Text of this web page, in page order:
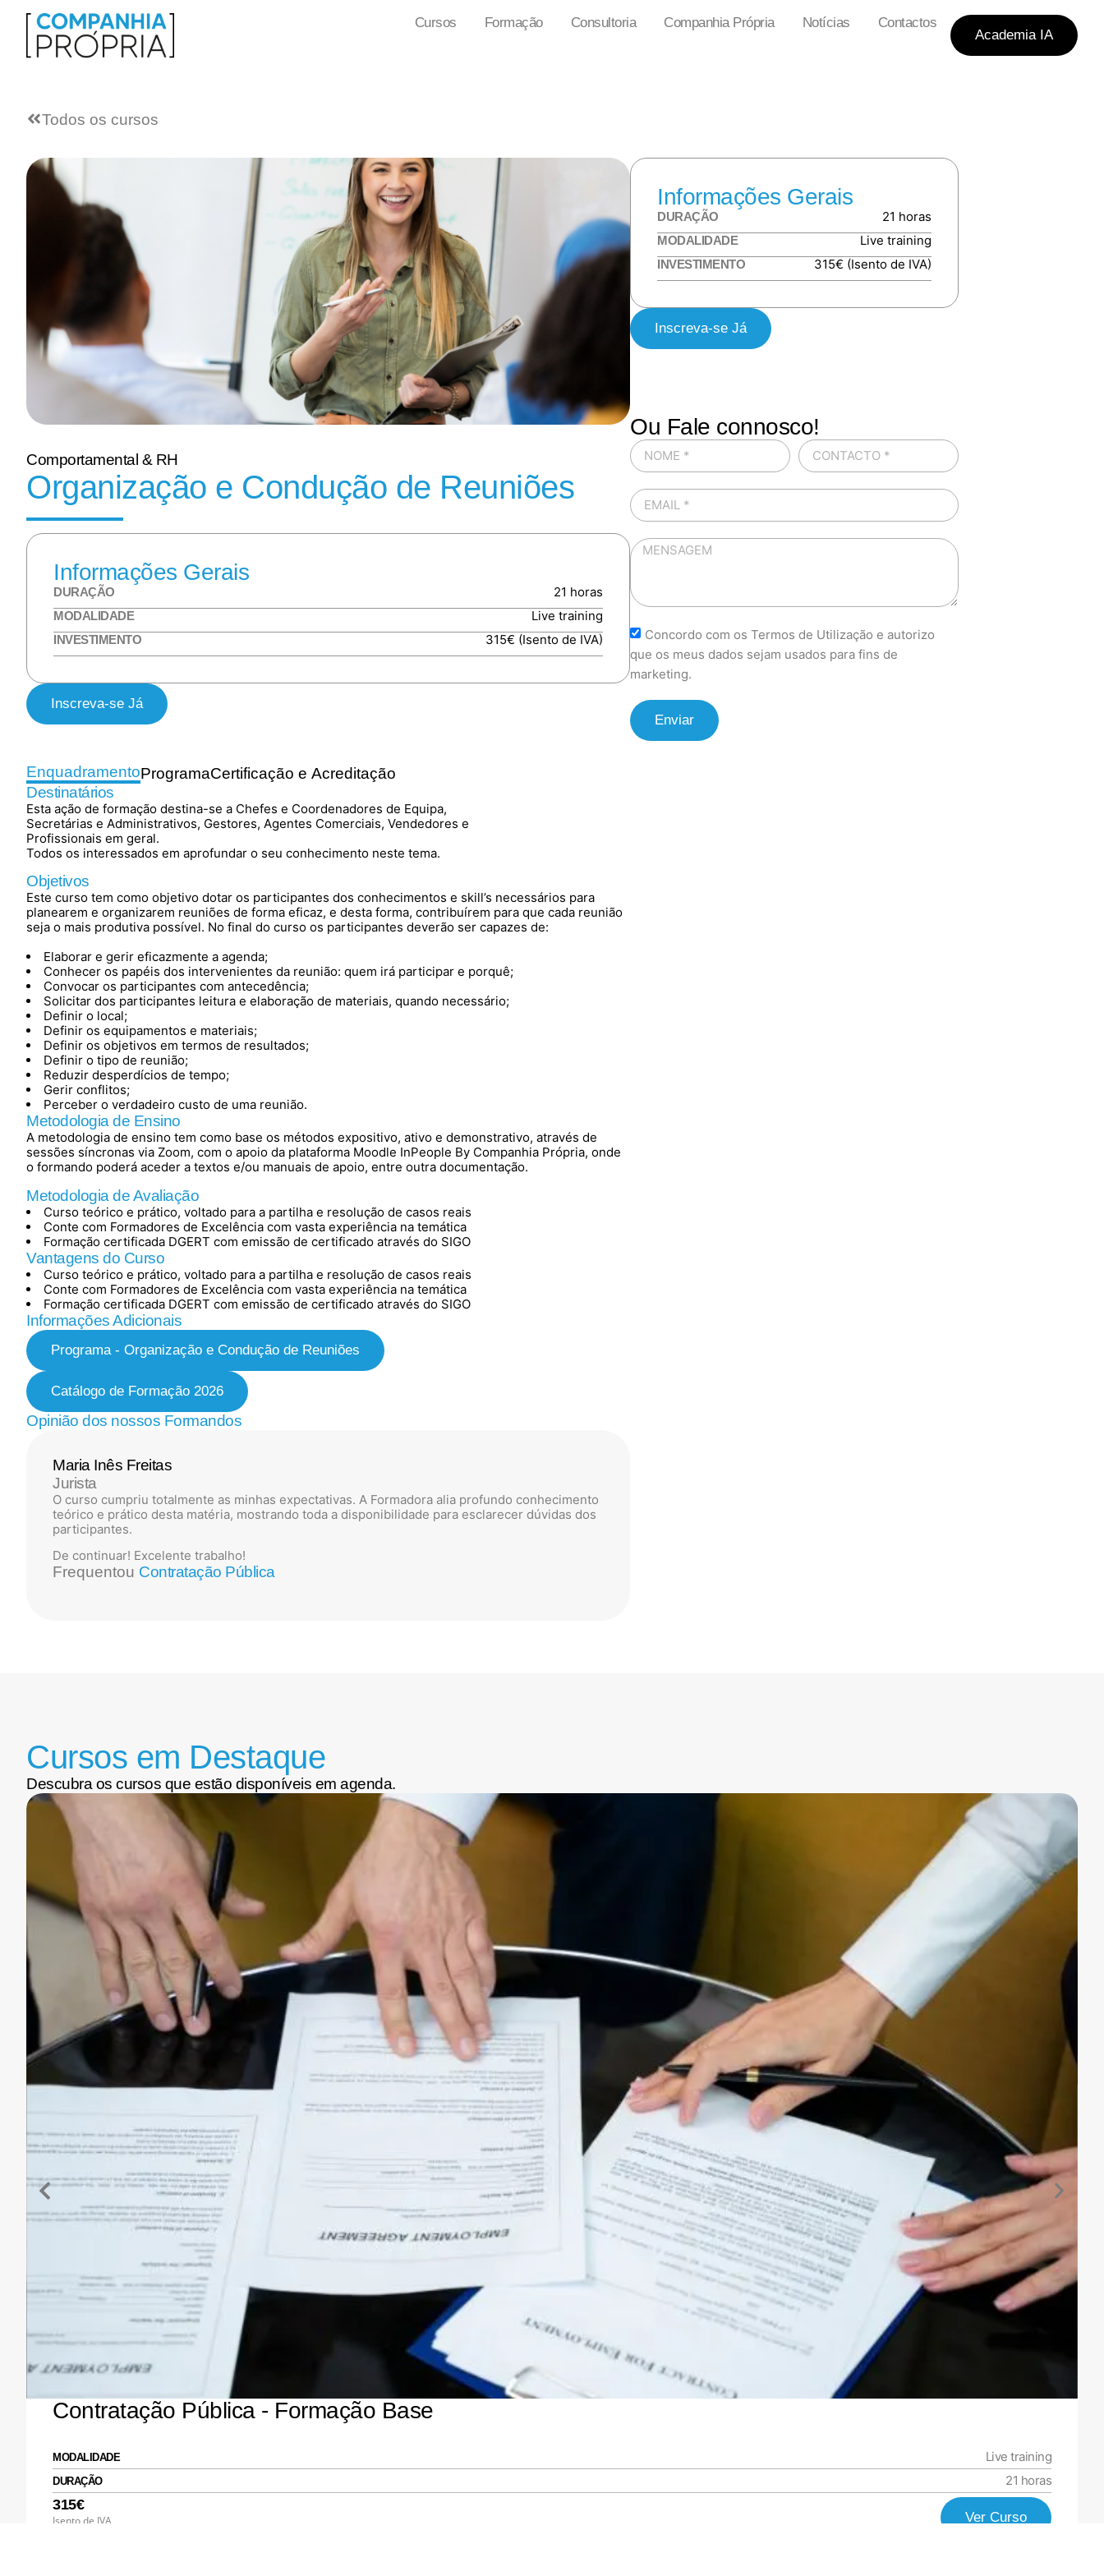
Cursos Formação Consultoria Companhia Própria Notícias Contactos
Academia IA
Todos os cursos
Comportamental & RH
Organização e Condução de Reuniões
Informações Gerais
DURAÇÃO 21 horas
MODALIDADE Live training
INVESTIMENTO 315€ (Isento de IVA)
Inscreva-se Já
EnquadramentoProgramaCertificação e Acreditação
Destinatários
Esta ação de formação destina-se a Chefes e Coordenadores de Equipa,
Secretárias e Administrativos, Gestores, Agentes Comerciais, Vendedores e
Profissionais em geral.
Todos os interessados em aprofundar o seu conhecimento neste tema.
Objetivos
Este curso tem como objetivo dotar os participantes dos conhecimentos e skill’s necessários para
planearem e organizarem reuniões de forma eficaz, e desta forma, contribuírem para que cada reunião
seja o mais produtiva possível. No final do curso os participantes deverão ser capazes de:
Elaborar e gerir eficazmente a agenda;
Conhecer os papéis dos intervenientes da reunião: quem irá participar e porquê;
Convocar os participantes com antecedência;
Solicitar dos participantes leitura e elaboração de materiais, quando necessário;
Definir o local;
Definir os equipamentos e materiais;
Definir os objetivos em termos de resultados;
Definir o tipo de reunião;
Reduzir desperdícios de tempo;
Gerir conflitos;
Perceber o verdadeiro custo de uma reunião.
Metodologia de Ensino
A metodologia de ensino tem como base os métodos expositivo, ativo e demonstrativo, através de
sessões síncronas via Zoom, com o apoio da plataforma Moodle InPeople By Companhia Própria, onde
o formando poderá aceder a textos e/ou manuais de apoio, entre outra documentação.
Metodologia de Avaliação
Curso teórico e prático, voltado para a partilha e resolução de casos reais
Conte com Formadores de Excelência com vasta experiência na temática
Formação certificada DGERT com emissão de certificado através do SIGO
Vantagens do Curso
Curso teórico e prático, voltado para a partilha e resolução de casos reais
Conte com Formadores de Excelência com vasta experiência na temática
Formação certificada DGERT com emissão de certificado através do SIGO
Informações Adicionais
Programa - Organização e Condução de Reuniões
Catálogo de Formação 2026
Opinião dos nossos Formandos
Maria Inês Freitas
Jurista
O curso cumpriu totalmente as minhas expectativas. A Formadora alia profundo conhecimento
teórico e prático desta matéria, mostrando toda a disponibilidade para esclarecer dúvidas dos
participantes.
De continuar! Excelente trabalho!
Frequentou Contratação Pública
Informações Gerais
DURAÇÃO 21 horas
MODALIDADE Live training
INVESTIMENTO 315€ (Isento de IVA)
Inscreva-se Já
Ou Fale connosco!
Concordo com os Termos de Utilização e autorizo
que os meus dados sejam usados para fins de
marketing.
Enviar
Cursos em Destaque
Descubra os cursos que estão disponíveis em agenda.
Contratação Pública - Formação Base
MODALIDADE Live training
DURAÇÃO 21 horas
315€
Isento de IVA Ver Curso